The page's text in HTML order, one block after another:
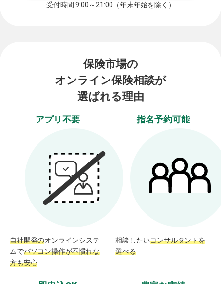
受付時間 9:00～21:00（年末年始を除く）
保険市場の
オンライン保険相談が
選ばれる理由
アプリ不要
自社開発のオンラインシステ
ムでパソコン操作が不慣れな
方も安心
指名予約可能
相談したいコンサルタントを
選べる